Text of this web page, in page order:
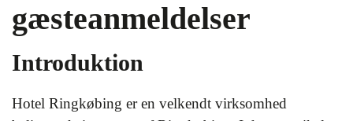
gæsteanmeldelser
Introduktion
Hotel Ringkøbing er en velkendt virksomhed